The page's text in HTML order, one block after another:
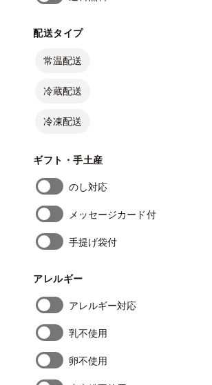
配送タイプ
常温配送
冷蔵配送
冷凍配送
ギフト・手土産
のし対応
メッセージカード付
手提げ袋付
アレルギー
アレルギー対応
乳不使用
卵不使用